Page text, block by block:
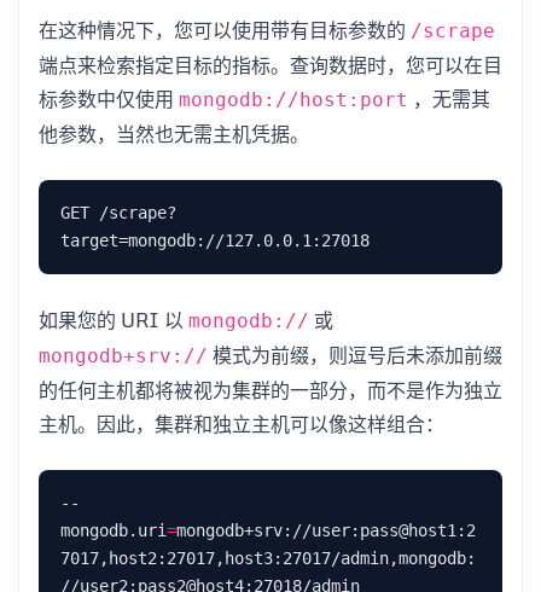
在这种情况下，您可以使用带有目标参数的 /scrape
端点来检索指定目标的指标。查询数据时，您可以在目
标参数中仅使用 mongodb://host:port ，无需其
他参数，当然也无需主机凭据。
GET /scrape?
如果您的 URI 以 mongodb:// 或
mongodb+srv:// 模式为前缀，则逗号后未添加前缀
的任何主机都将被视为集群的一部分，而不是作为独立
主机。因此，集群和独立主机可以像这样组合：
--
mongodb.uri=mongodb+srv://user:pass@host1:2
7017,host2:27017,host3:27017/admin,mongodb: